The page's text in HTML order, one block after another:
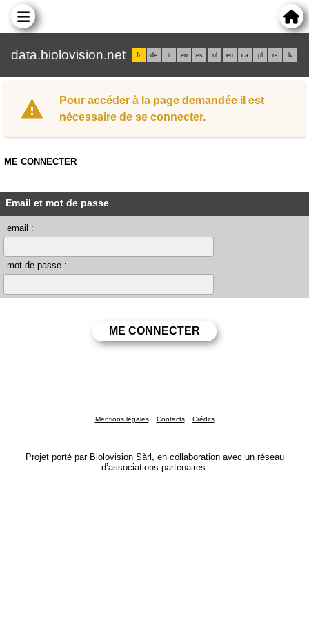
data.biolovision.net fr de it en es nl eu ca pl rs lv
Pour accéder à la page demandée il est
nécessaire de se connecter.
ME CONNECTER
Email et mot de passe
email :
mot de passe :
Mentions légales Contacts Crédits
Projet porté par Biolovision Sàrl, en collaboration avec un réseau
d’associations partenaires.